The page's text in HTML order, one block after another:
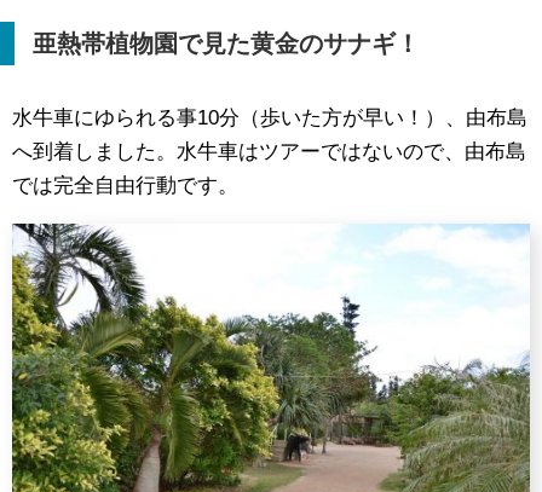
亜熱帯植物園で見た黄金のサナギ！
水牛車にゆられる事10分（歩いた方が早い！）、由布島
へ到着しました。水牛車はツアーではないので、由布島
では完全自由行動です。